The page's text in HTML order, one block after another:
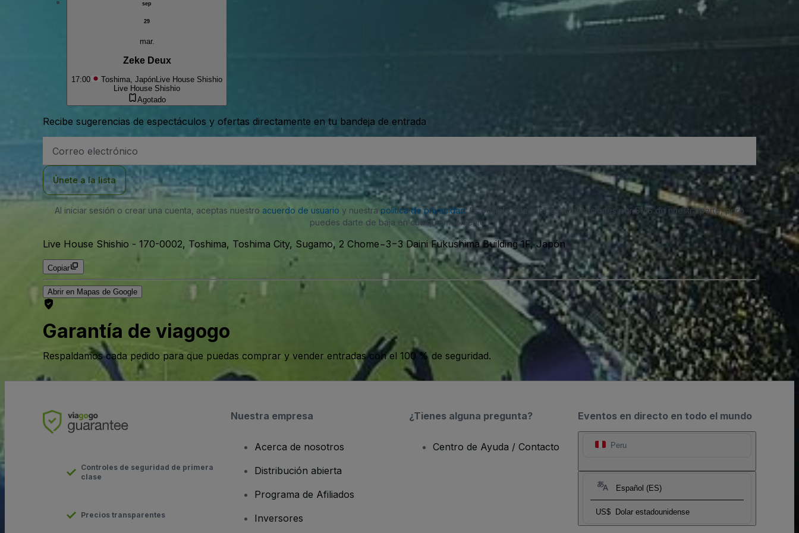
sep
29
mar.
Zeke Deux
17:00 Toshima, JapónLive House Shishio
Live House Shishio
Agotado
Recibe sugerencias de espectáculos y ofertas directamente en tu bandeja de entrada
de
Únete a la lista
Al iniciar sesión o crear una cuenta, aceptas nuestro acuerdo de usuario y nuestra política de privacidad. Es posible que recibas notificaciones por SMS de nuestra parte, pero
puedes darte de baja en cualquier momento.
Live House Shishio - 170-0002, Toshima, Toshima City, Sugamo, 2 Chome−3−3 Daini Fukushima Building 1F, Japón
Copiar
Abrir en Mapas de Google
Garantía de viagogo
Respaldamos cada pedido para que puedas comprar y vender entradas con el 100 % de seguridad.
Eventos en directo en todo el mundo
Peru
Español (ES)
US$ Dolar estadounidense
Controles de seguridad de primera
clase
Precios transparentes
Nuestra empresa
Acerca de nosotros
Distribución abierta
Programa de Afiliados
Inversores
¿Tienes alguna pregunta?
Centro de Ayuda / Contacto